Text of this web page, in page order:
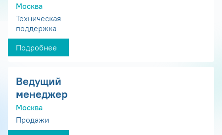
Москва
Техническая
поддержка
Подробнее
Ведущий
менеджер
Москва
Продажи